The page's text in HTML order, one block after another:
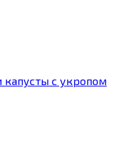
капусты с укропом